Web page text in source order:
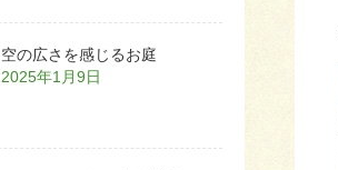
空の広さを感じるお庭
2025年1月9日